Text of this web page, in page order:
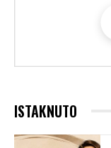
ISTAKNUTO